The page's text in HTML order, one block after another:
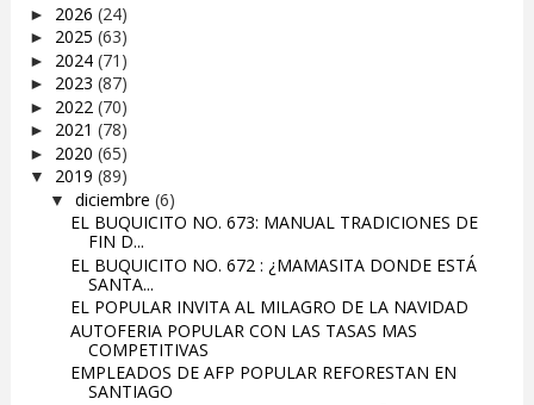
► 2026 (24)
► 2025 (63)
► 2024 (71)
► 2023 (87)
► 2022 (70)
► 2021 (78)
► 2020 (65)
▼ 2019 (89)
▼ diciembre (6)
EL BUQUICITO NO. 673: MANUAL TRADICIONES DE
FIN D...
EL BUQUICITO NO. 672 : ¿MAMASITA DONDE ESTÁ
SANTA...
EL POPULAR INVITA AL MILAGRO DE LA NAVIDAD
AUTOFERIA POPULAR CON LAS TASAS MAS
COMPETITIVAS
EMPLEADOS DE AFP POPULAR REFORESTAN EN
SANTIAGO